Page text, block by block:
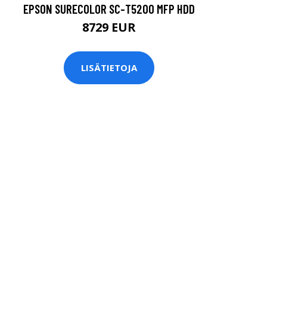
EPSON SURECOLOR SC-T5200 MFP HDD
8729 EUR
LISÄTIETOJA